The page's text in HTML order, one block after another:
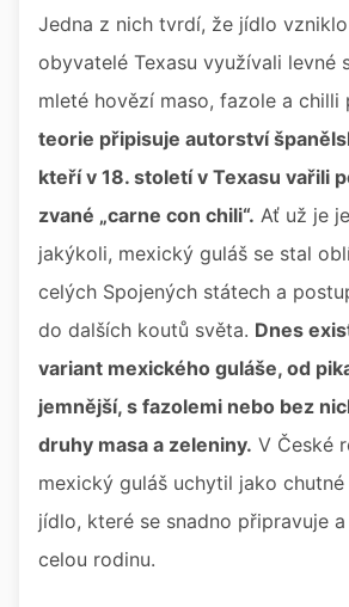
Jedna z nich tvrdí, že jídlo
obyvatelé Texasu využívali levné
mleté hovězí maso, fazole a chilli
teorie připisuje autorství
kteří v 18. století v Texasu vařili
zvané „carne con chili“. Ať už je
jakýkoli, mexický guláš se stal
celých Spojených státech a
do dalších koutů světa. Dnes
variant mexického guláše, od
jemnější, s fazolemi nebo bez
druhy masa a zeleniny. V České
mexický guláš uchytil jako
jídlo, které se snadno připravuje
celou rodinu.